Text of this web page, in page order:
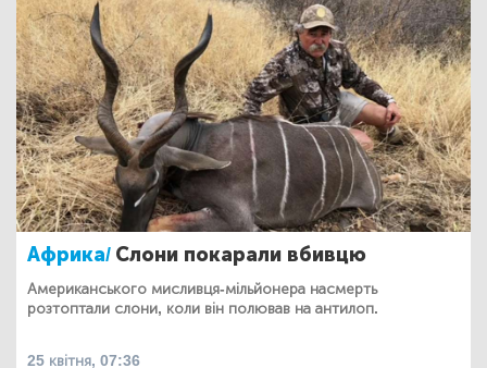
Африка/ Слони покарали вбивцю
Американського мисливця-мільйонера насмерть
розтоптали слони, коли він полював на антилоп.
25 квітня, 07:36